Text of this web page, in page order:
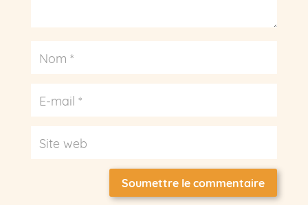
Soumettre le commentaire